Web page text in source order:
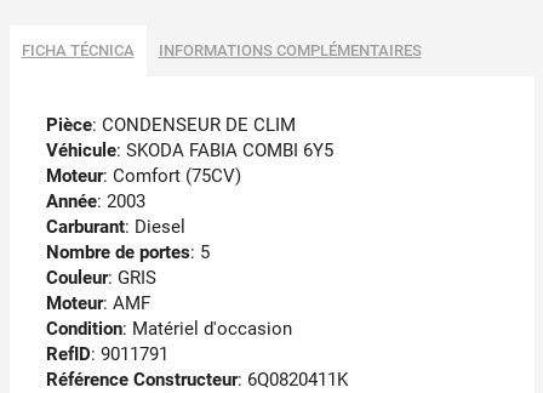
FICHA TÉCNICA INFORMATIONS COMPLÉMENTAIRES
Pièce: CONDENSEUR DE CLIM
Véhicule: SKODA FABIA COMBI 6Y5
Moteur: Comfort (75CV)
Année: 2003
Carburant: Diesel
Nombre de portes: 5
Couleur: GRIS
Moteur: AMF
Condition: Matériel d'occasion
RefID: 9011791
Référence Constructeur: 6Q0820411K